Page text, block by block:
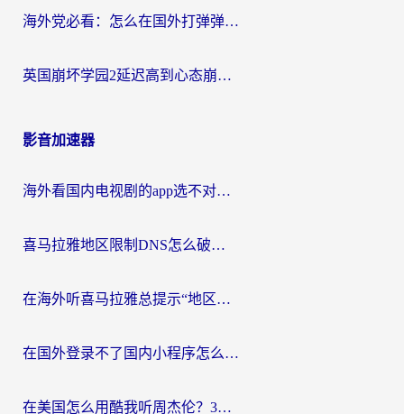
海外党必看：怎么在国外打弹弹堂不卡？番茄加速器亲测指南
英国崩坏学园2延迟高到心态崩？海外党国服游戏加速终极指南
影音加速器
海外看国内电视剧的app选不对？这份回国加速器避坑指南帮你流畅追剧
喜马拉雅地区限制DNS怎么破？海外党听国内音乐听书的终极解决方案
在海外听喜马拉雅总提示“地区限制”？3步轻松解除+听国内音乐全攻略
在国外登录不了国内小程序怎么办？选对回国加速器，轻松解锁国内资源
在美国怎么用酷我听周杰伦？3步搞定海外听歌难题